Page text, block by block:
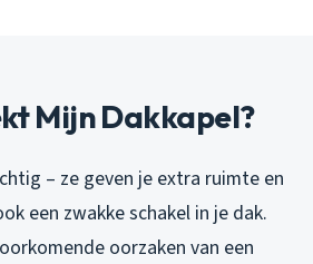
Mijn Dakkapel?
– ze geven je extra ruimte en
een zwakke schakel in je dak.
oorzaken van een